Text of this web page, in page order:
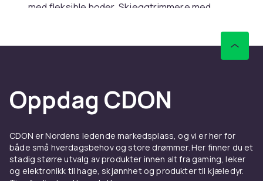
med fleksible hoder. Skjeggtrimmere med
hårfjerningssystemer som kan håndtere både
armer, ben og mer sensitive områder. Dette er
produkter som gjør jobben, uten problemer –
For både hverdager og helger
barbering mandag morgen. Litt ekstra pleie til
en kveld ute. Eller et helt pleiesett til
ferieturen. Uansett hvem du er og hvordan du
Oppdag CDON
CDON er Nordens ledende markedsplass, og vi er her for
både små hverdagsbehov og store drømmer. Her finner du et
stadig større utvalg av produkter innen alt fra gaming, leker
og elektronikk til hage, skjønnhet og produkter til kjæledyr.